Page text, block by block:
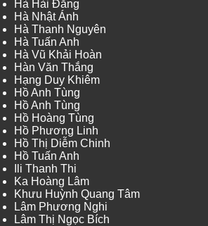
Hà Hải Đăng
Hà Nhật Ánh
Hà Thanh Nguyên
Hà Tuấn Anh
Hà Vũ Khải Hoàn
Hàn Văn Thắng
Hạng Duy Khiêm
Hồ Anh Tùng
Hồ Anh Tùng
Hồ Hoàng Tùng
Hồ Phương Linh
Hồ Thị Diễm Chinh
Hồ Tuấn Anh
Ili Thanh Thi
Ka Hoàng Lâm
Khưu Huỳnh Quang Tâm
Lâm Phương Nghi
Lâm Thị Ngọc Bích